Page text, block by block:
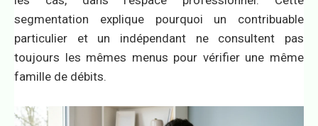
segmentation explique pourquoi un contribuable
particulier et un indépendant ne consultent pas
toujours les mêmes menus pour vérifier une même
famille de débits.